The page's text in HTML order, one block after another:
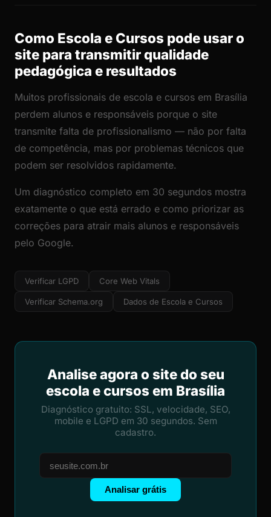
Como Escola e Cursos pode usar o
site para transmitir qualidade
pedagógica e resultados
Muitos profissionais de escola e cursos em Brasília
perdem alunos e responsáveis porque o site
transmite falta de profissionalismo — não por falta
de competência, mas por problemas técnicos que
podem ser resolvidos rapidamente.
Um diagnóstico completo em 30 segundos mostra
exatamente o que está errado e como priorizar as
correções para atrair mais alunos e responsáveis
pelo Google.
Verificar LGPD Core Web Vitals
Verificar Schema.org Dados de Escola e Cursos
Analise agora o site do seu
escola e cursos em Brasília
Diagnóstico gratuito: SSL, velocidade, SEO,
mobile e LGPD em 30 segundos. Sem
cadastro.
Analisar grátis